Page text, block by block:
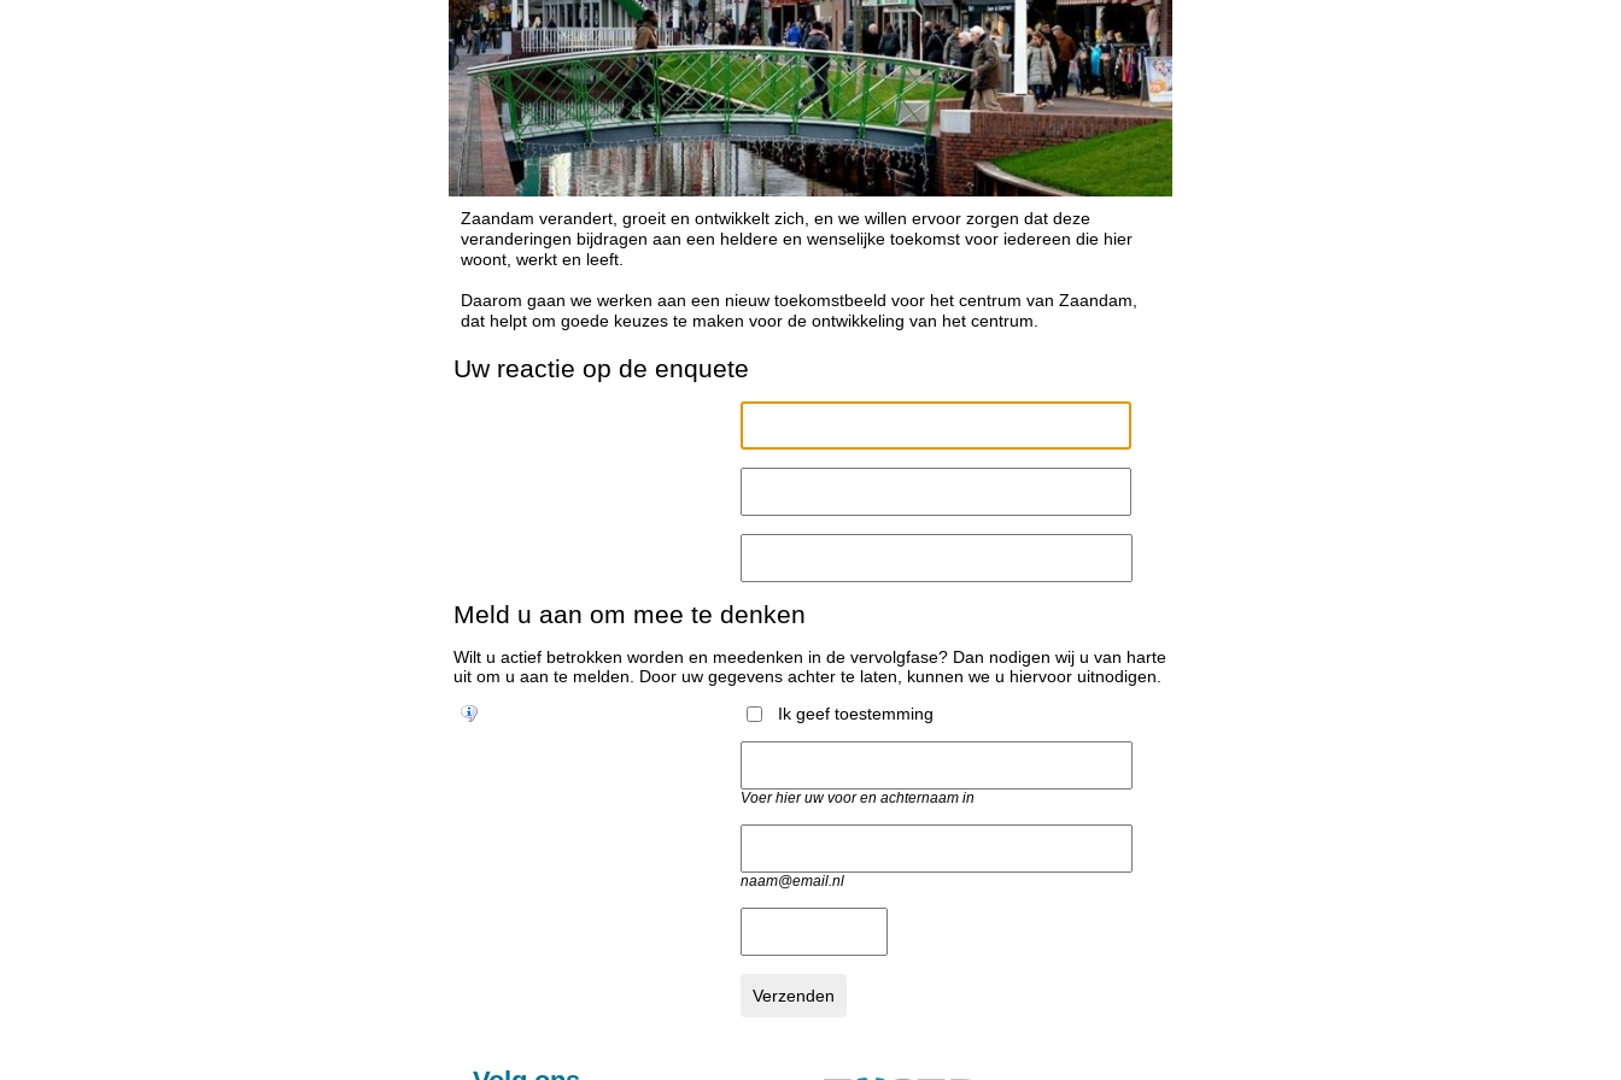
Zaandam verandert, groeit en ontwikkelt zich, en we willen ervoor zorgen dat deze
veranderingen bijdragen aan een heldere en wenselijke toekomst voor iedereen die hier
woont, werkt en leeft.
Daarom gaan we werken aan een nieuw toekomstbeeld voor het centrum van Zaandam,
dat helpt om goede keuzes te maken voor de ontwikkeling van het centrum.
Uw reactie op de enquete
Meld u aan om mee te denken
Wilt u actief betrokken worden en meedenken in de vervolgfase? Dan nodigen wij u van harte
uit om u aan te melden. Door uw gegevens achter te laten, kunnen we u hiervoor uitnodigen.
Ik geef toestemming
Voer hier uw voor en achternaam in
naam@email.nl